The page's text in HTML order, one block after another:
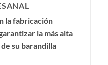
la fabricación
la más alta
su barandilla